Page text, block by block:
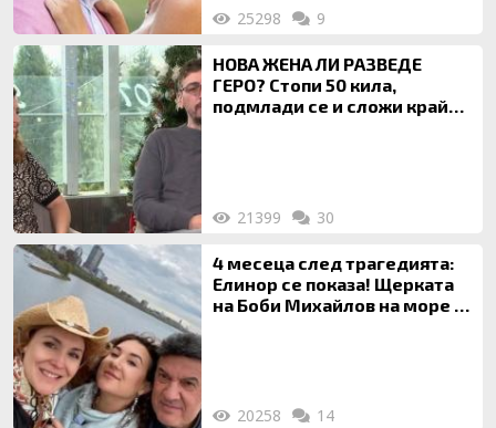
25298 9
НОВА ЖЕНА ЛИ РАЗВЕДЕ
ГЕРО? Стопи 50 кила,
подмлади се и сложи край
21399 30
4 месеца след трагедията:
Елинор се показа! Щерката
на Боби Михайлов на море с
20258 14